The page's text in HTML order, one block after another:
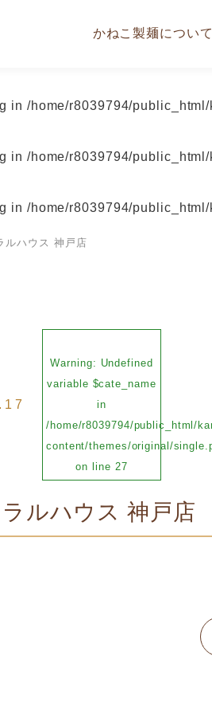
かねこ製麺について
in /home/r8039794/
in /home/r8039794/
in /home/r8039794/
ルハウス 神戸店
Warning: Undefined
variable $cate_name
in
/home/r8039794/public_html/
content/themes/original/
on line 27
ルハウス 神戸店